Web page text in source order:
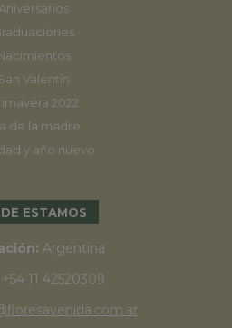
Valentín
2022
de la madre
y año nuevo
ESTAMOS
Argentina
+54 11 42520309